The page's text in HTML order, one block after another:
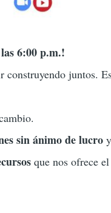
6:00 p.m.!
juntos.
sin ánimo de lucro
que nos ofrece